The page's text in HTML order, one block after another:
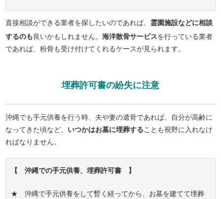
直接相談ができる業者を探したいのであれば、 霊園施設などに相談
するのも良いかもしれません。海洋散骨サービスを行っている業者
であれば、粉骨も受け付けてくれるケースが見られます。
埋葬許可書の紛失に注意
沖縄でも手元供養を行う時、夫や妻の遺骨であれば、自分が高齢に
なってきた頃など、 いつかはお墓に埋葬することも視野に入れなけ
ればなりません。
【 沖縄での手元供養、埋葬許可書 】
★ 沖縄で手元供養をして暫く経ってから、お墓を建てて埋葬